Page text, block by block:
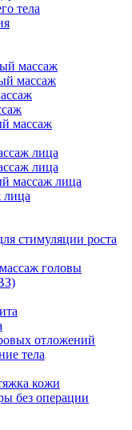
тела
массаж
массаж
массаж
лица
лица
массаж лица
лица
стимуляции роста
головы
отложений
тела
кожи
без операции